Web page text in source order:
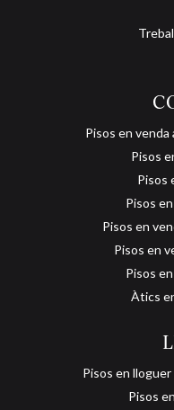
Pisos en venda
Pisos
Pisos
Pisos
Pisos en
Pisos en
Pisos
Àtics
Pisos en lloguer
Pisos